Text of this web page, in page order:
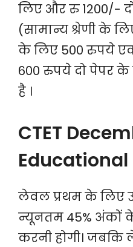
लिए और रु 1200/-
(सामान्य श्रेणी के
के लिए 500 रुपये
600 रुपये दो पेपर
है ।
CTET
लेवल प्रथम के लिए
न्यूनतम 45% अंकों के
करनी होगी। जबकि